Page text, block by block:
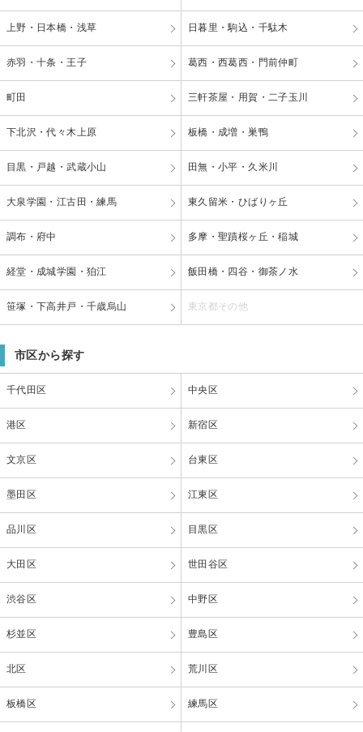
上野・日本橋・浅草 日暮里・駒込・千駄木
赤羽・十条・王子 葛西・西葛西・門前仲町
町田 三軒茶屋・用賀・二子玉川
下北沢・代々木上原 板橋・成増・巣鴨
目黒・戸越・武蔵小山 田無・小平・久米川
大泉学園・江古田・練馬 東久留米・ひばりヶ丘
調布・府中 多摩・聖蹟桜ヶ丘・稲城
経堂・成城学園・狛江 飯田橋・四谷・御茶ノ水
笹塚・下高井戸・千歳烏山 東京都その他
市区から探す
千代田区 中央区
港区 新宿区
文京区 台東区
墨田区 江東区
品川区 目黒区
大田区 世田谷区
渋谷区 中野区
杉並区 豊島区
北区 荒川区
板橋区 練馬区